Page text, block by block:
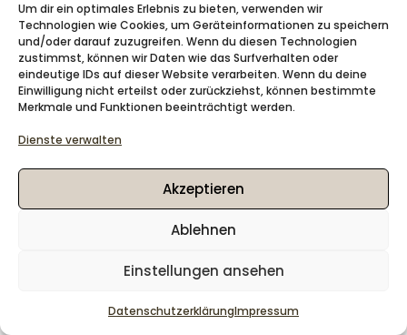
Um dir ein optimales Erlebnis zu bieten, verwenden wir
Technologien wie Cookies, um Geräteinformationen zu speichern
und/oder darauf zuzugreifen. Wenn du diesen Technologien
zustimmst, können wir Daten wie das Surfverhalten oder
eindeutige IDs auf dieser Website verarbeiten. Wenn du deine
Einwilligung nicht erteilst oder zurückziehst, können bestimmte
Merkmale und Funktionen beeinträchtigt werden.
Dienste verwalten
Akzeptieren
Ablehnen
Einstellungen ansehen
DatenschutzerklärungImpressum
HOME
DAUERHAFTE HAARENTFERNUNG
WEITERE BEHANDLUNGEN
BEWERTUNGEN
Cookie-Richtlinien
Datenschutzerklärung
Impressum